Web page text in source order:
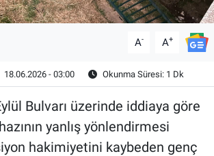
A- A+
18.06.2026 - 03:00 Okunma Süresi: 1 Dk
Bulvarı üzerinde iddiaya göre
yanlış yönlendirmesi
hakimiyetini kaybeden genç